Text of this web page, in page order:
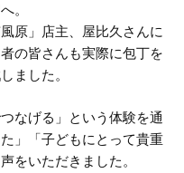
。
原」店主、屋比久さんに
の皆さんも実際に包丁を
ました。
なげる」という体験を通
」「子どもにとって貴重
をいただきました。